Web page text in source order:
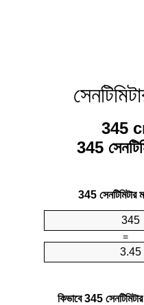
345
345
345
=
কিভাবে 345